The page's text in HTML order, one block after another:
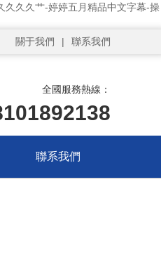
久久久艹-婷婷五月精品中文字幕-操
關于我們 | 聯系我們
全國服務熱線：
聯系我們